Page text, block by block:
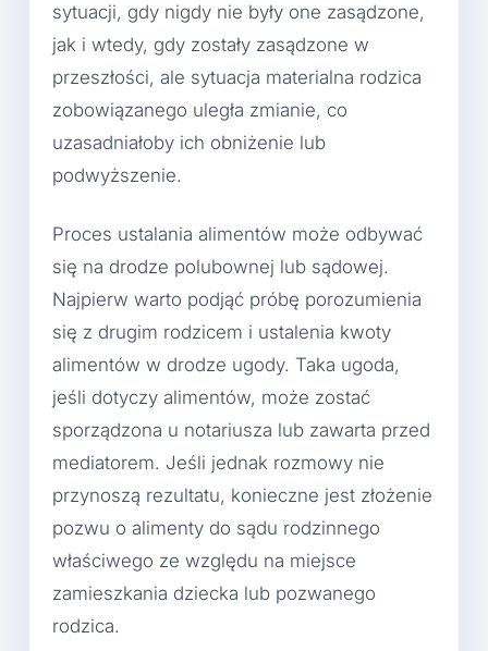
sytuacji, gdy nigdy nie były one zasądzone,
jak i wtedy, gdy zostały zasądzone w
przeszłości, ale sytuacja materialna rodzica
zobowiązanego uległa zmianie, co
uzasadniałoby ich obniżenie lub
podwyższenie.
Proces ustalania alimentów może odbywać
się na drodze polubownej lub sądowej.
Najpierw warto podjąć próbę porozumienia
się z drugim rodzicem i ustalenia kwoty
alimentów w drodze ugody. Taka ugoda,
jeśli dotyczy alimentów, może zostać
sporządzona u notariusza lub zawarta przed
mediatorem. Jeśli jednak rozmowy nie
przynoszą rezultatu, konieczne jest złożenie
pozwu o alimenty do sądu rodzinnego
właściwego ze względu na miejsce
zamieszkania dziecka lub pozwanego
rodzica.